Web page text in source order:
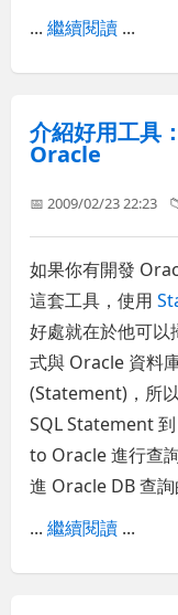
...繼續閱讀 ...
介紹好用工
Oracle
📅 2009/02/23 22:23
如果你有開發
這套工具，使用
好處就在於他可
式與 Oracle 資料
(Statement)，所
SQL Statement
to Oracle 進行查
進 Oracle DB 查詢
...繼續閱讀 ...